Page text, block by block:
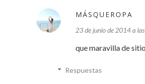
MÁSQUEROPA
23 de junio de 2014 a
que maravilla de
Respuestas